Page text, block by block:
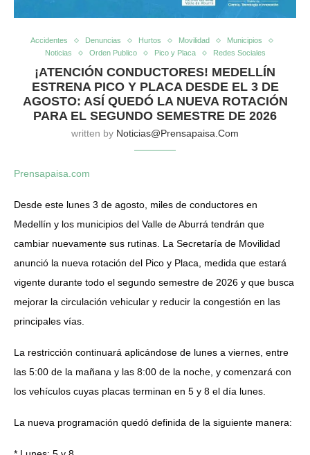
Accidentes Denuncias Hurtos Movilidad
Municipios
Noticias
Orden Publico Pico y Placa Redes Sociales
¡ATENCIÓN CONDUCTORES! MEDELLÍN
ESTRENA PICO Y PLACA DESDE EL 3 DE
AGOSTO: ASÍ QUEDÓ LA NUEVA ROTACIÓN
PARA EL SEGUNDO SEMESTRE DE 2026
written by Noticias@prensapaisa.com
Prensapaisa.com
Desde este lunes 3 de agosto, miles de conductores en
Medellín y los municipios del Valle de Aburrá tendrán que
cambiar nuevamente sus rutinas. La Secretaría de Movilidad
anunció la nueva rotación del Pico y Placa, medida que estará
vigente durante todo el segundo semestre de 2026 y que busca
mejorar la circulación vehicular y reducir la congestión en las
principales vías.
La restricción continuará aplicándose de lunes a viernes, entre
las 5:00 de la mañana y las 8:00 de la noche, y comenzará con
los vehículos cuyas placas terminan en 5 y 8 el día lunes.
La nueva programación quedó definida de la siguiente manera: